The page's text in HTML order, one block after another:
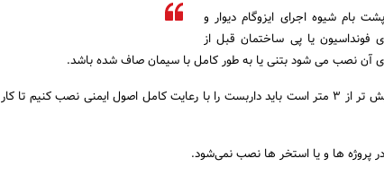
بام شیوه اجرای ایزوگام دیوار و
فونداسیون یا پی ساختمان قبل از
روی آن نصب می شود بتنی یا به طور کامل با سیمان صاف شده باشد.
برای نصب کردن ایزوگامی که ارتفاع آن بیش تر از ۳ متر است باید داربست را با رعایت کامل اصول ایمنی نصب کنیم تا کار
پروژه ها و یا استخر ها نصب نمی‌شود.